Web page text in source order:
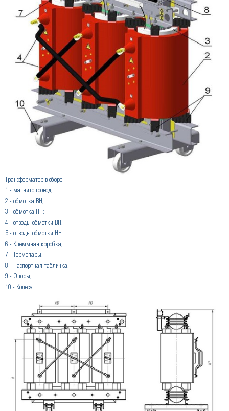
Трансформатор в сборе.
1 - магнитопровод;
2 - обмотка ВН;
3 - обмотка НН;
4 - отводы обмотки ВН;
5 - отводы обмотки НН.
6 - Клеммная коробка;
7 - Термопары;
8 - Паспортная табличка;
9 - Опоры;
10 - Колеса.